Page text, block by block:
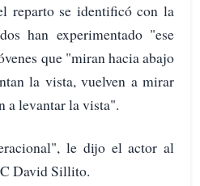
reparto se identificó con la
han experimentado "ese
que "miran hacia abajo
la vista, vuelven a mirar
a levantar la vista".
le dijo el actor al
David Sillito.